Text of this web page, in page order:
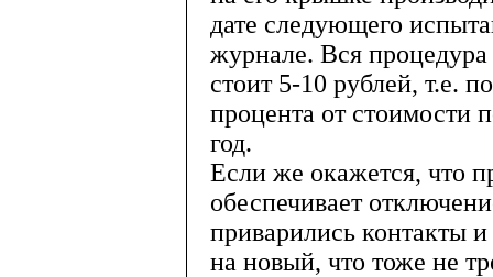
дате следующего
журнале. Вся
стоит 5-10 рублей, т.е.
процента от стоимости
год.
Если же окажется, что
обеспечивает
приварились контакты и
на новый, что тоже не